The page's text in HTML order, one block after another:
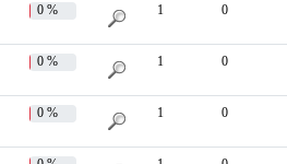
0 % 1 0
0 % 1 0
0 % 1 0